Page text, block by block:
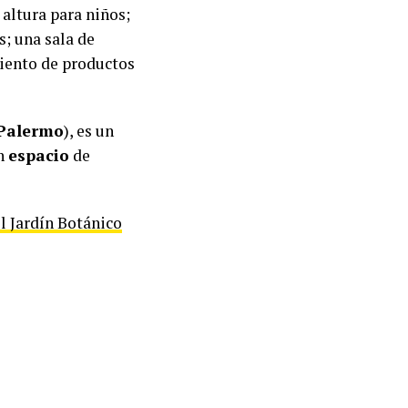
altura para niños;
una sala de
de productos
), es un
espacio de
Jardín Botánico